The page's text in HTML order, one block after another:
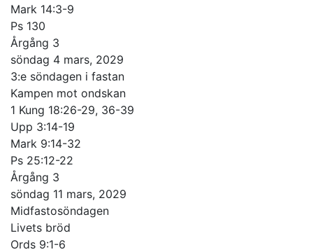
Mark 14:3-9
Ps 130
Årgång 3
söndag 4 mars, 2029
3:e söndagen i fastan
Kampen mot ondskan
1 Kung 18:26-29, 36-39
Upp 3:14-19
Mark 9:14-32
Ps 25:12-22
Årgång 3
söndag 11 mars, 2029
Midfastosöndagen
Livets bröd
Ords 9:1-6